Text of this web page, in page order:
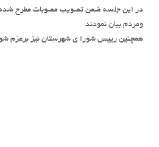
در این جلسه ضمن تصویب مصوبات مطرح شده
ومردم بیان نمودند
همچنین رییس شورا ی شهرستان نیز برعزم